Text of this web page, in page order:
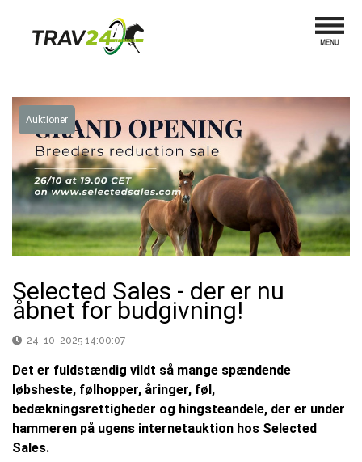
Auktioner
Selected Sales - der er nu
åbnet for budgivning!
24-10-2025 14:00:07
Det er fuldstændig vildt så mange spændende
løbsheste, følhopper, åringer, føl,
bedækningsrettigheder og hingsteandele, der er under
hammeren på ugens internetauktion hos Selected
Sales.